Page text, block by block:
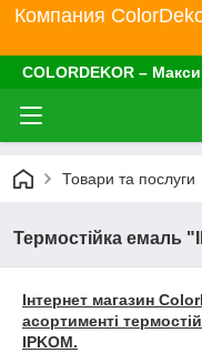
Компания
COLORDEKOR –
Товари та послуги
Термостійка емаль
Інтернет магазин
асортименті
IPKOM.